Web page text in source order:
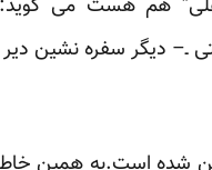
ـ– دیگر سفره نشین